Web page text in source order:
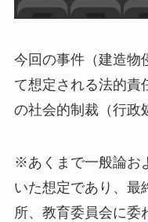
今回の事件（建造物
て想定される法的責
の社会的制裁（行政
※あくまで一般論お
いた想定であり、最
所、教育委員会に委